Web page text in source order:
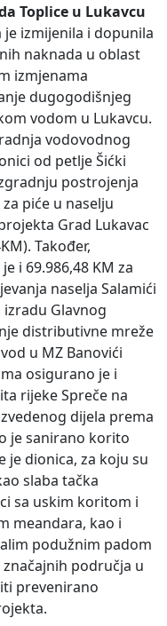
Toplice u Lukavcu
je izmijenila i dopunila
naknada u oblast
izmjenama
dugogodišnjeg
vodom u Lukavcu.
vodovodnog
od petlje Šićki
postrojenja
piće u naselju
Grad Lukavac
Također,
i 69.986,48 KM za
naselja Salamići
izradu Glavnog
distributivne mreže
u MZ Banovići
osigurano je i
rijeke Spreče na
dijela prema
je sanirano korito
je dionica, za koju su
slaba tačka
sa uskim koritom i
meandara, kao i
podužnim padom
područja u
prevenirano